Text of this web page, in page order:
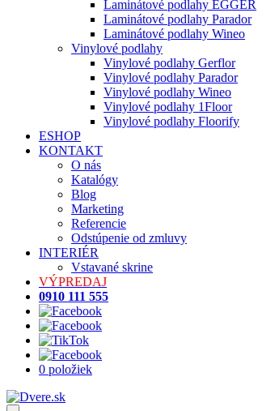
Laminátové podlahy EGGER
Laminátové podlahy Parador
Laminátové podlahy Wineo
Vinylové podlahy
Vinylové podlahy Gerflor
Vinylové podlahy Parador
Vinylové podlahy Wineo
Vinylové podlahy 1Floor
Vinylové podlahy Floorify
ESHOP
KONTAKT
O nás
Katalógy
Blog
Marketing
Referencie
Odstúpenie od zmluvy
INTERIÉR
Vstavané skrine
VÝPREDAJ
0910 111 555
0 položiek